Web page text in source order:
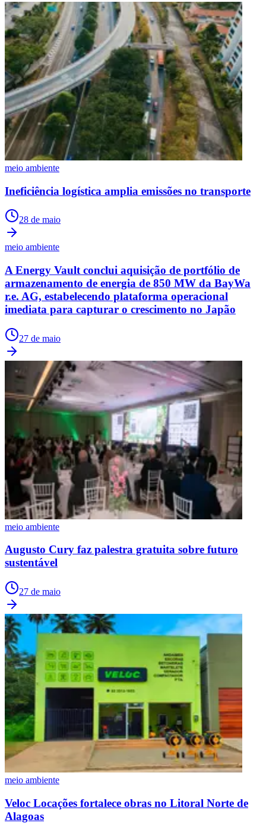
meio ambiente
Ineficiência logística amplia emissões no transporte
28 de maio
meio ambiente
A Energy Vault conclui aquisição de portfólio de
armazenamento de energia de 850 MW da BayWa
r.e. AG, estabelecendo plataforma operacional
imediata para capturar o crescimento no Japão
27 de maio
meio ambiente
Augusto Cury faz palestra gratuita sobre futuro
sustentável
27 de maio
meio ambiente
Veloc Locações fortalece obras no Litoral Norte de
Alagoas